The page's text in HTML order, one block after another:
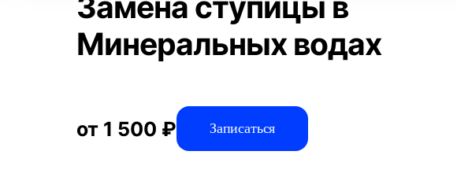
Минеральных водах
от 1 500 ₽ Записаться